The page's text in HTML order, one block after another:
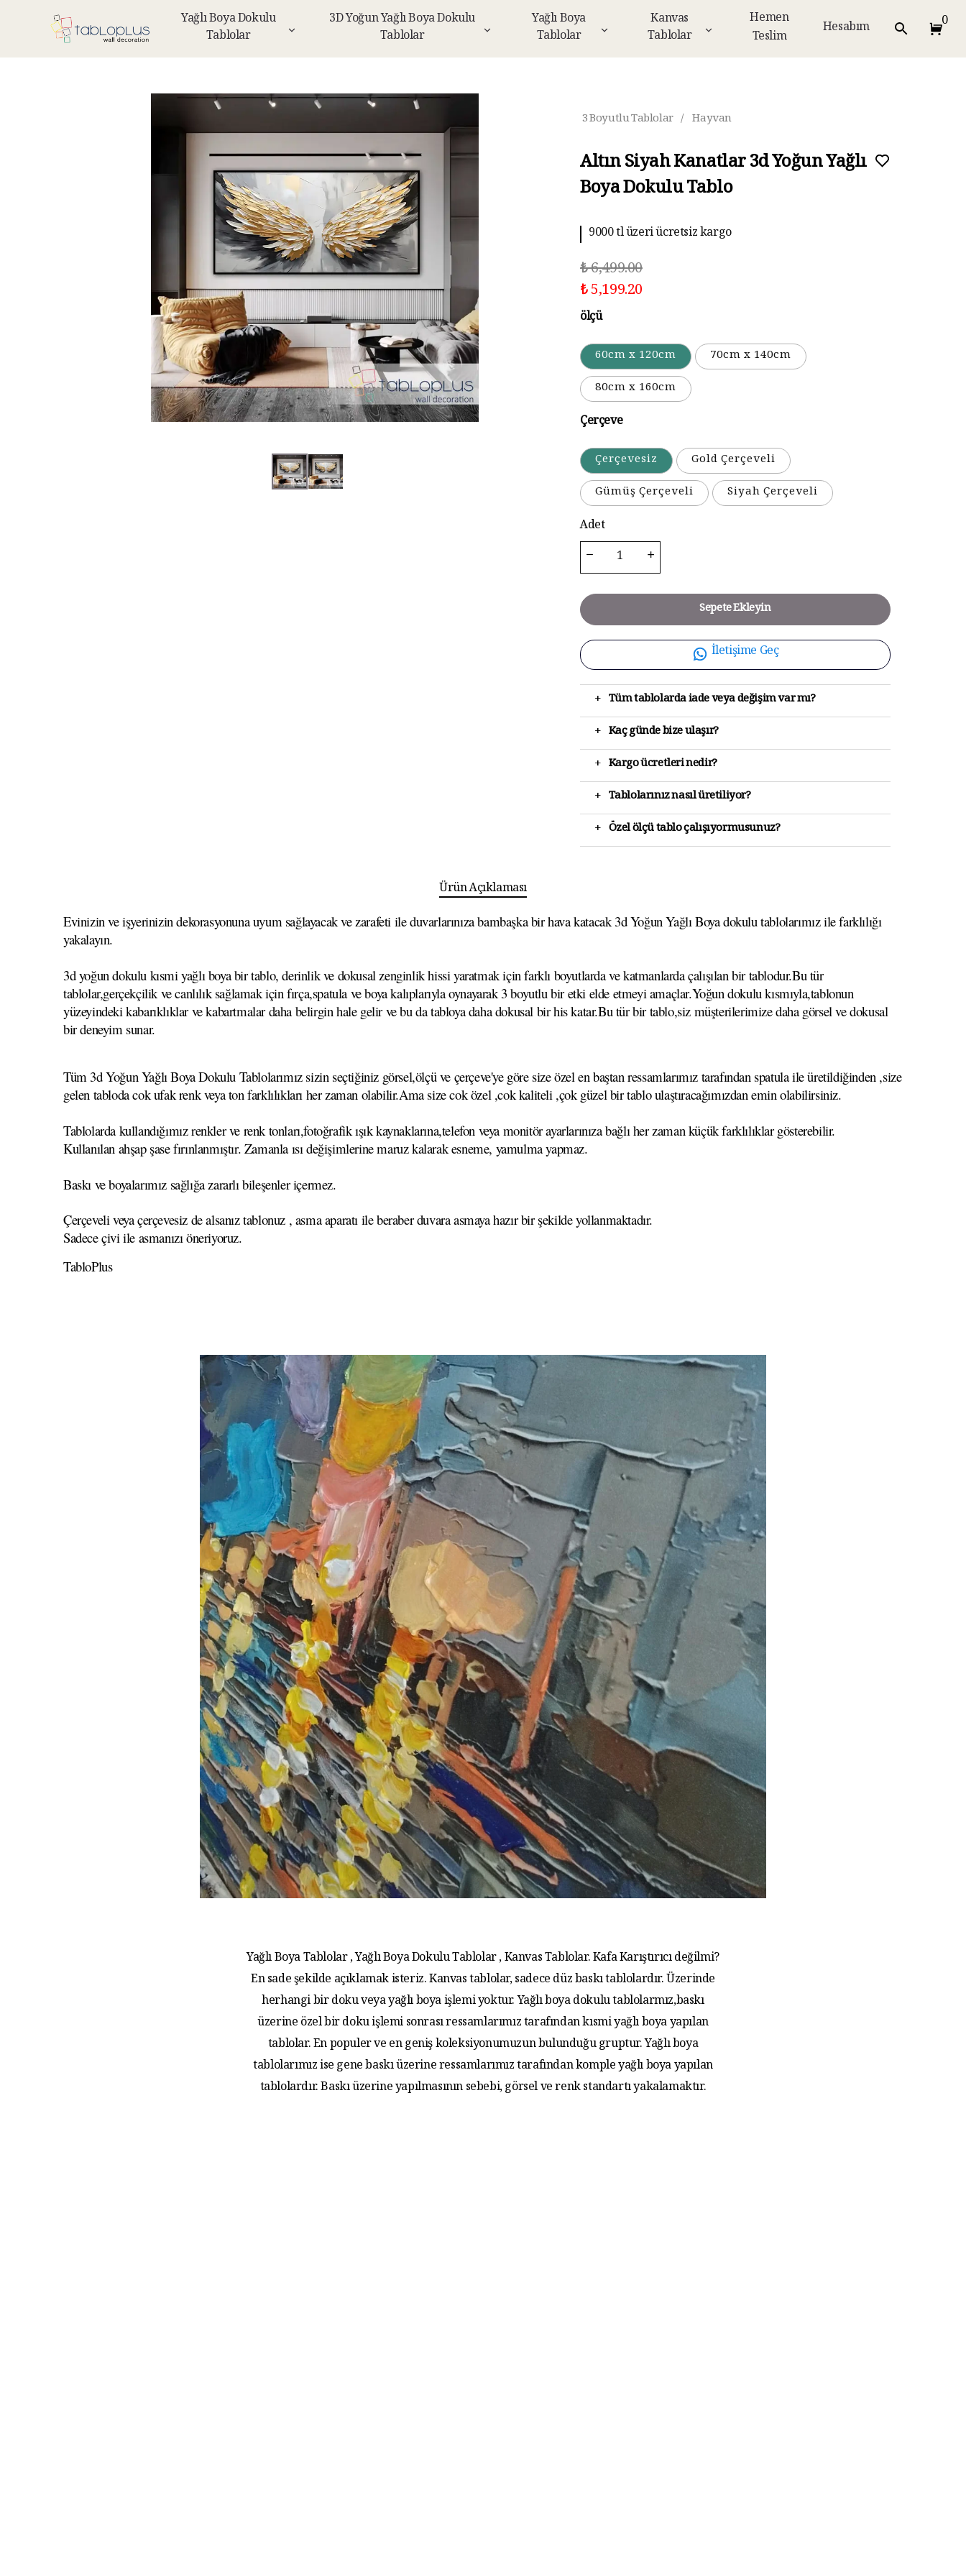
Yağlı Boya Dokulu
Tablolar
3D Yoğun Yağlı Boya Dokulu
Tablolar
Yağlı Boya
Tablolar
Kanvas
Tablolar
Hemen
Teslim
Hesabım 0
3 Boyutlu Tablolar / Hayvan
Altın Siyah Kanatlar 3d Yoğun Yağlı
Boya Dokulu Tablo
9000 tl üzeri ücretsiz kargo
₺ 6,499.00
₺ 5,199.20
ölçü
60cm x 120cm
70cm x 140cm
80cm x 160cm
Çerçeve
Çerçevesiz
Gold Çerçeveli
Gümüş Çerçeveli
Siyah Çerçeveli
Adet
Sepete Ekleyin
İletişime Geç
+ Tüm tablolarda iade veya değişim var mı?
+ Kaç günde bize ulaşır?
+ Kargo ücretleri nedir?
+ Tablolarınız nasıl üretiliyor?
+ Özel ölçü tablo çalışıyormusunuz?
Ürün Açıklaması
Evinizin ve işyerinizin dekorasyonuna uyum sağlayacak ve zarafeti ile duvarlarınıza bambaşka bir hava katacak 3d Yoğun Yağlı Boya dokulu tablolarımız ile farklılığı
yakalayın.
3d yoğun dokulu kısmi yağlı boya bir tablo, derinlik ve dokusal zenginlik hissi yaratmak için farklı boyutlarda ve katmanlarda çalışılan bir tablodur.Bu tür
tablolar,gerçekçilik ve canlılık sağlamak için fırça,spatula ve boya kalıplarıyla oynayarak 3 boyutlu bir etki elde etmeyi amaçlar.Yoğun dokulu kısmıyla,tablonun
yüzeyindeki kabarıklıklar ve kabartmalar daha belirgin hale gelir ve bu da tabloya daha dokusal bir his katar.Bu tür bir tablo,siz müşterilerimize daha görsel ve dokusal
bir deneyim sunar.
Tüm 3d Yoğun Yağlı Boya Dokulu Tablolarımız sizin seçtiğiniz görsel,ölçü ve çerçeve'ye göre size özel en baştan ressamlarımız tarafından spatula ile üretildiğinden ,size
gelen tabloda cok ufak renk veya ton farklılıkları her zaman olabilir.Ama size cok özel ,cok kaliteli ,çok güzel bir tablo ulaştıracağımızdan emin olabilirsiniz.
Tablolarda kullandığımız renkler ve renk tonları,fotoğrafik ışık kaynaklarına,telefon veya monitör ayarlarınıza bağlı her zaman küçük farklılıklar gösterebilir.
Kullanılan ahşap şase fırınlanmıştır. Zamanla ısı değişimlerine maruz kalarak esneme, yamulma yapmaz.
Baskı ve boyalarımız sağlığa zararlı bileşenler içermez.
Çerçeveli veya çerçevesiz de alsanız tablonuz , asma aparatı ile beraber duvara asmaya hazır bir şekilde yollanmaktadır.
Sadece çivi ile asmanızı öneriyoruz.
TabloPlus
Yağlı Boya Tablolar , Yağlı Boya Dokulu Tablolar , Kanvas Tablolar. Kafa Karıştırıcı değilmi?
En sade şekilde açıklamak isteriz. Kanvas tablolar, sadece düz baskı tablolardır. Üzerinde
herhangi bir doku veya yağlı boya işlemi yoktur. Yağlı boya dokulu tablolarmız,baskı
üzerine özel bir doku işlemi sonrası ressamlarımız tarafından kısmi yağlı boya yapılan
tablolar. En populer ve en geniş koleksiyonumuzun bulunduğu gruptur. Yağlı boya
tablolarımız ise gene baskı üzerine ressamlarımız tarafından komple yağlı boya yapılan
tablolardır. Baskı üzerine yapılmasının sebebi, görsel ve renk standartı yakalamaktır.